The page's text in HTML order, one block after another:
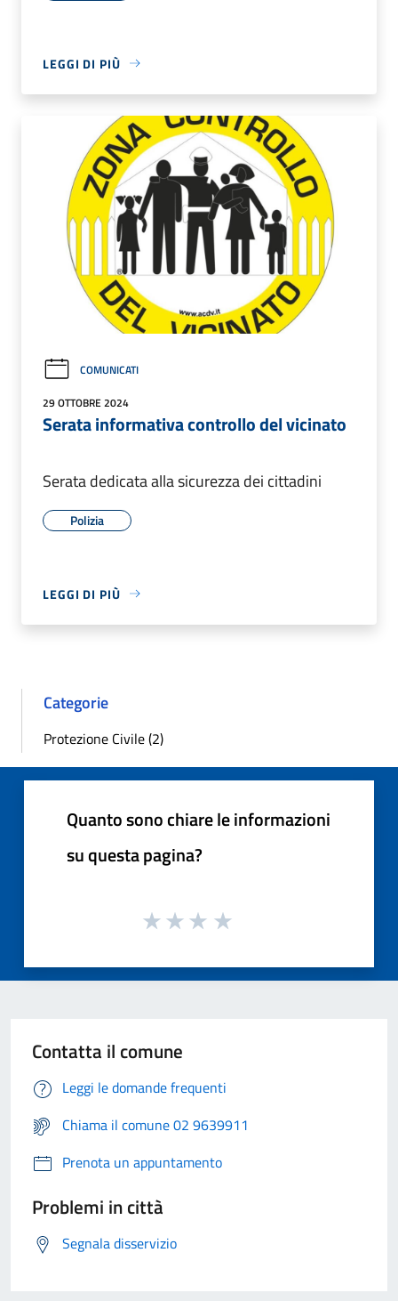
LEGGI DI PIÙ
COMUNICATI
29 OTTOBRE 2024
Serata informativa controllo del vicinato
Serata dedicata alla sicurezza dei cittadini
Polizia
LEGGI DI PIÙ
Categorie
Protezione Civile (2)
Quanto sono chiare le informazioni
su questa pagina?
Contatta il comune
Leggi le domande frequenti
Chiama il comune 02 9639911
Prenota un appuntamento
Problemi in città
Segnala disservizio